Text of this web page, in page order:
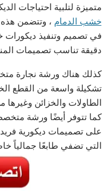
متميزة لتلبية احتياجات
خشب الدمام ، وتتضمن
في تصميم وتنفيذ ديكورات
دقيقة تناسب تصميمات
كذلك هناك ورشة نجارة
تشكيلة واسعة من القطع
الطاولات والخزائن
كما تتوفر أيضًا ورشة
على تصميمات ديكورية
التي تضفي طابعًا جمالياً